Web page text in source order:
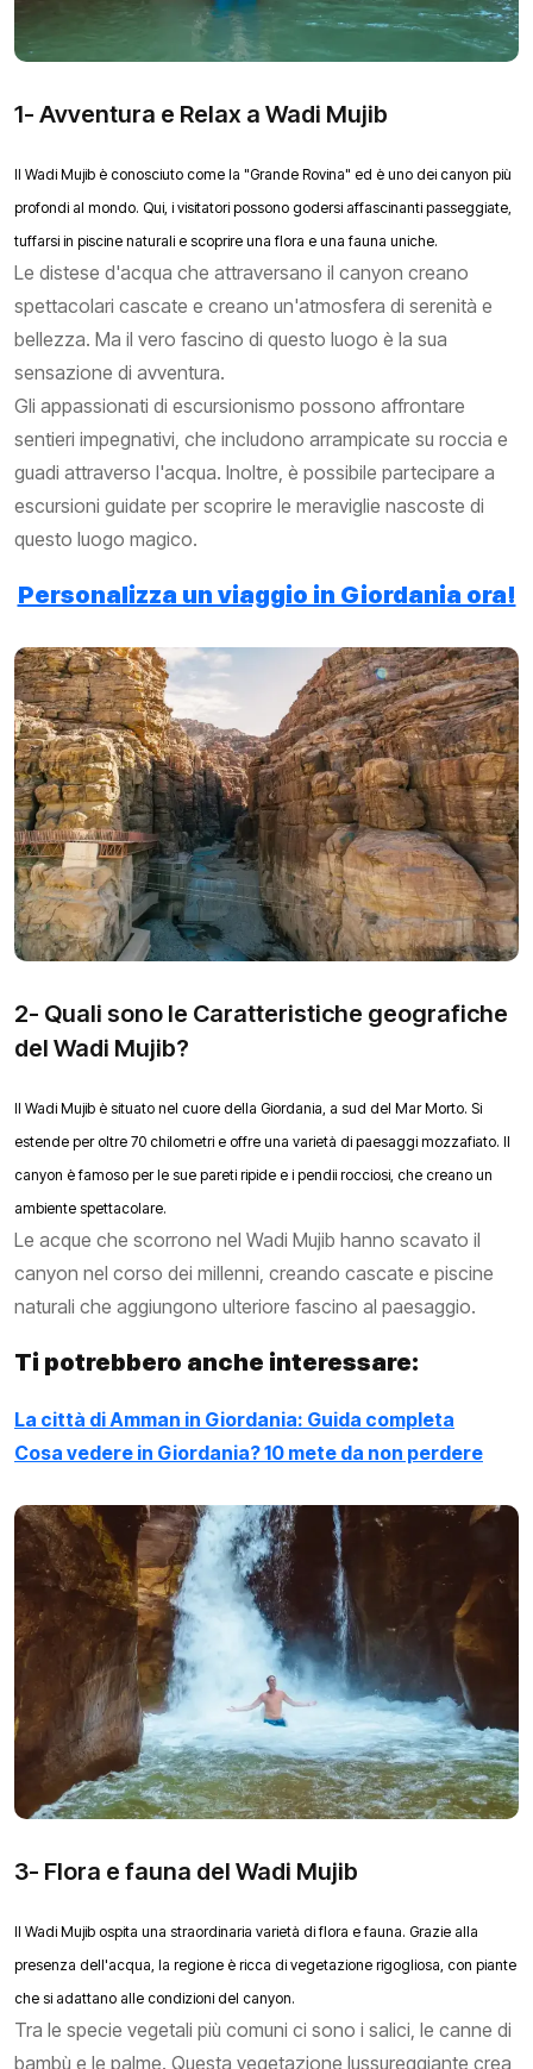
1- Avventura e Relax a Wadi Mujib
Il Wadi Mujib è conosciuto come la "Grande Rovina" ed è uno dei canyon più
profondi al mondo. Qui, i visitatori possono godersi affascinanti passeggiate,
tuffarsi in piscine naturali e scoprire una flora e una fauna uniche.
Le distese d'acqua che attraversano il canyon creano
spettacolari cascate e creano un'atmosfera di serenità e
bellezza. Ma il vero fascino di questo luogo è la sua
sensazione di avventura.
Gli appassionati di escursionismo possono affrontare
sentieri impegnativi, che includono arrampicate su roccia e
guadi attraverso l'acqua. Inoltre, è possibile partecipare a
escursioni guidate per scoprire le meraviglie nascoste di
questo luogo magico.
Personalizza un viaggio in Giordania ora!
2- Quali sono le Caratteristiche geografiche
del Wadi Mujib?
Il Wadi Mujib è situato nel cuore della Giordania, a sud del Mar Morto. Si
estende per oltre 70 chilometri e offre una varietà di paesaggi mozzafiato. Il
canyon è famoso per le sue pareti ripide e i pendii rocciosi, che creano un
ambiente spettacolare.
Le acque che scorrono nel Wadi Mujib hanno scavato il
canyon nel corso dei millenni, creando cascate e piscine
naturali che aggiungono ulteriore fascino al paesaggio.
Ti potrebbero anche interessare:
La città di Amman in Giordania: Guida completa
Cosa vedere in Giordania? 10 mete da non perdere
3- Flora e fauna del Wadi Mujib
Il Wadi Mujib ospita una straordinaria varietà di flora e fauna. Grazie alla
presenza dell'acqua, la regione è ricca di vegetazione rigogliosa, con piante
che si adattano alle condizioni del canyon.
Tra le specie vegetali più comuni ci sono i salici, le canne di
bambù e le palme. Questa vegetazione lussureggiante crea